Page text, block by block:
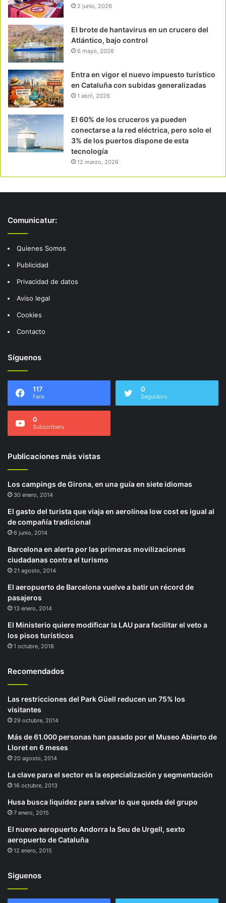
2 junio, 2026
El brote de hantavirus en un crucero del
Atlántico, bajo control
6 mayo, 2026
Entra en vigor el nuevo impuesto turístico
en Cataluña con subidas generalizadas
1 abril, 2026
El 60% de los cruceros ya pueden
conectarse a la red eléctrica, pero solo el
3% de los puertos dispone de esta
tecnología
12 marzo, 2026
Comunicatur:
Quienes Somos
Publicidad
Privacidad de datos
Aviso legal
Cookies
Contacto
Síguenos
117
Fans
0
Seguidors
0
Subscribers
Publicaciones más vistas
Los campings de Girona, en una guía en siete idiomas
30 enero, 2014
El gasto del turista que viaja en aerolínea low cost es igual al
de compañía tradicional
6 junio, 2014
Barcelona en alerta por las primeras movilizaciones
ciudadanas contra el turismo
21 agosto, 2014
El aeropuerto de Barcelona vuelve a batir un récord de
pasajeros
13 enero, 2014
El Ministerio quiere modificar la LAU para facilitar el veto a
los pisos turísticos
1 octubre, 2018
Recomendados
Las restricciones del Park Güell reducen un 75% los
visitantes
29 octubre, 2014
Más de 61.000 personas han pasado por el Museo Abierto de
Lloret en 6 meses
20 agosto, 2014
La clave para el sector es la especialización y segmentación
16 octubre, 2013
Husa busca liquidez para salvar lo que queda del grupo
7 enero, 2015
El nuevo aeropuerto Andorra la Seu de Urgell, sexto
aeropuerto de Cataluña
12 enero, 2015
Siguenos